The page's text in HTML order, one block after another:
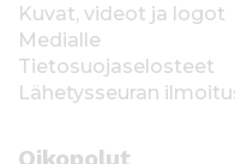
Kuvat, videot ja logot
Medialle
Tietosuojaselosteet
Lähetysseuran
Oikopolut